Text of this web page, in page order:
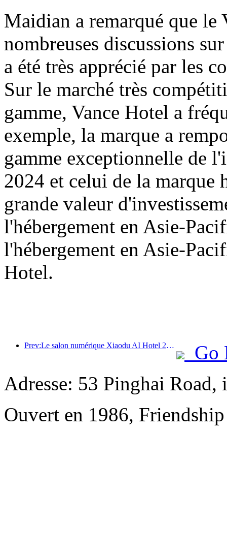
Maidian a remarqué que
nombreuses discussions
a été très apprécié par les
Sur le marché très
gamme, Vance Hotel a
exemple, la marque a
gamme exceptionnelle de
2024 et celui de la marque
grande valeur
l'hébergement en Asie-
l'hébergement en Asie-
Hotel.
Prev:Le salon numérique Xiaodu AI Hotel 2024 s'est terminé avec succès ! Accélérer la reconstruction de la future expérience hôtelière
Go
Adresse: 53 Pinghai Road,
Ouvert en 1986,